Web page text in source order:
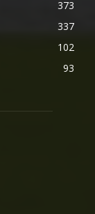
373
337
102
93